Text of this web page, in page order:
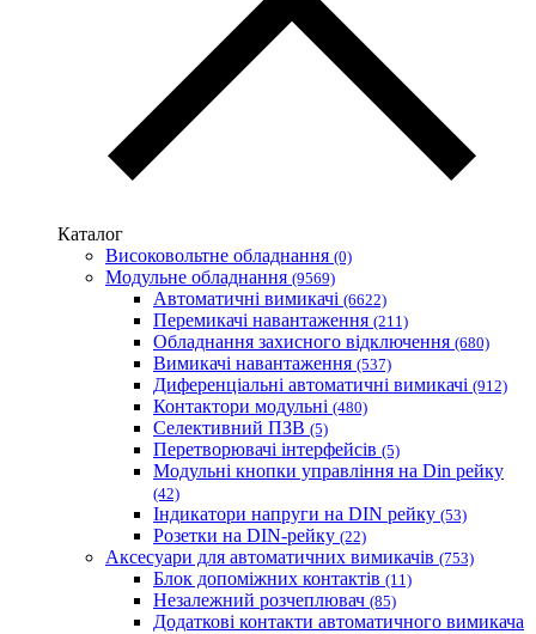
АС Привод (Україна)
АСКО-УКРЕМ (Україна)
Запорізький завод кольорових металів (ЗЗКМ)
Каблекс Одеса
Мегомметр (Україна)
Промфактор
Термофіт
Укренерго-Альянс (Україна)
Каталог
Високовольтне обладнання (0)
Модульне обладнання (9569)
Автоматичні вимикачі (6622)
Перемикачі навантаження (211)
Обладнання захисного відключення (680)
Вимикачі навантаження (537)
Диференціальні автоматичні вимикачі (912)
Контактори модульні (480)
Селективний ПЗВ (5)
Перетворювачі інтерфейсів (5)
Модульні кнопки управління на Din рейку
(42)
Індикатори напруги на DIN рейку (53)
Розетки на DIN-рейку (22)
Аксесуари для автоматичних вимикачів (753)
Блок допоміжних контактів (11)
Незалежний розчеплювач (85)
Додаткові контакти автоматичного вимикача